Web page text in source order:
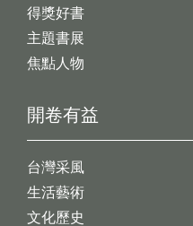
開卷有益
台灣采風
生活藝術
文化歷史
得獎好書
主題書展
焦點人物